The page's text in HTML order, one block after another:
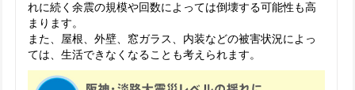
れに続く余震の規模や回数によっては倒壊する可能性も高
まります。
また、屋根、外壁、窓ガラス、内装などの被害状況によっ
ては、生活できなくなることも考えられます。